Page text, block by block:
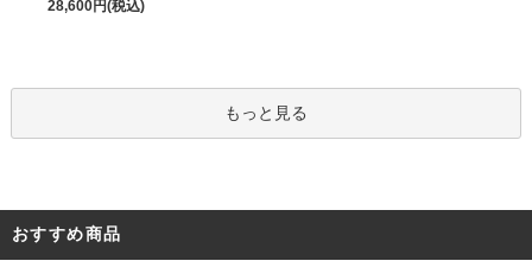
28,600円(税込)
もっと見る
おすすめ商品